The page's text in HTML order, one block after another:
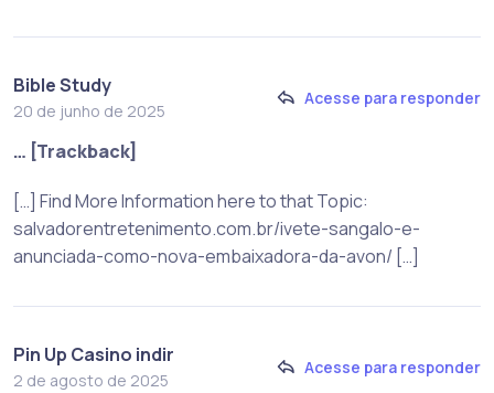
Bible Study
20 de junho de 2025
Acesse para responder
… [Trackback]
[…] Find More Information here to that Topic:
salvadorentretenimento.com.br/ivete-sangalo-e-
anunciada-como-nova-embaixadora-da-avon/ […]
Pin Up Casino indir
2 de agosto de 2025
Acesse para responder